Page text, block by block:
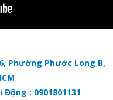
Phường Phước Long B,
: 0901801131